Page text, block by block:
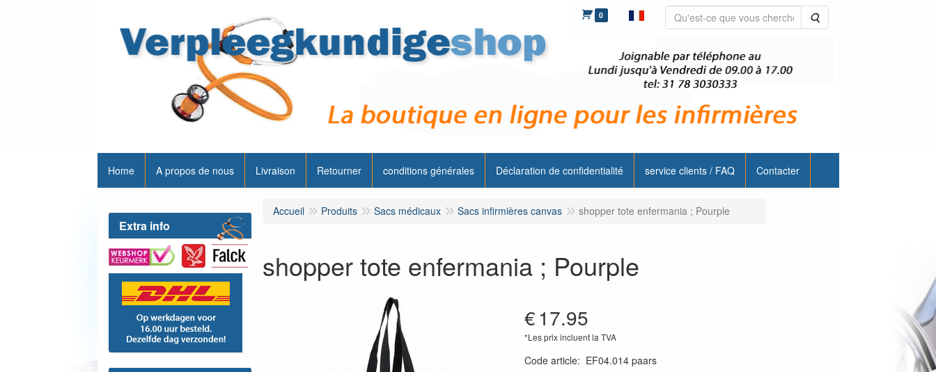
0 Rechercher
Home A propos de nous Livraison Retourner conditions générales Déclaration de confidentialité service clients / FAQ Contacter
Extra info
Accueil Produits Sacs médicaux Sacs infirmières canvas shopper tote enfermania ; Pourple
shopper tote enfermania ; Pourple
€17.95
*Les prix incluent la TVA
Code article: EF04.014 paars